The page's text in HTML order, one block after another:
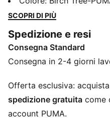
combinazione dà vita a un
CARATTERISTICHE +
I prodotti in pelle di PUMA
responsabile grazie al
Running System: la
ammortizzazione PUMA
di un periodo unico e di
SCOPRI DI PIÙ
Spedizione e resi
Consegna Standard
Consegna in 2-4 giorni
Offerta esclusiva:
spedizione gratuita come
account PUMA.